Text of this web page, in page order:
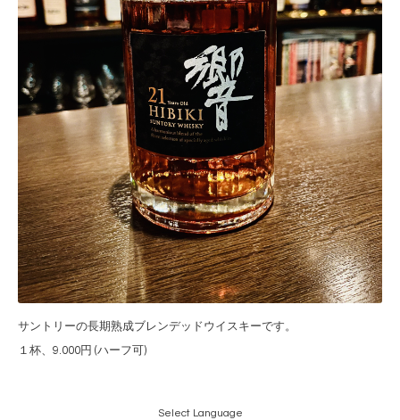
サントリーの長期熟成ブレンデッドウイスキーです。
１杯、9.000円 (ハーフ可)
Select Language